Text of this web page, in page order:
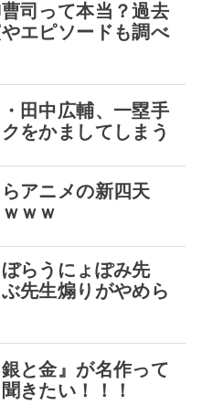
司って本当？過去
エピソードも調べ
・田中広輔、一塁手
をかましてしまう
らアニメの新四天
ｗｗ
ぼらうにょぽみ先
先生煽りがやめら
と金』が名作って
きたい！！！